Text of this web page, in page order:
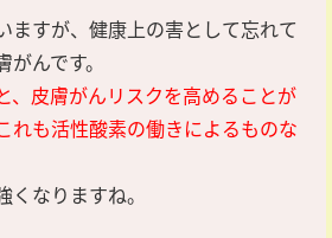
ますが、健康上の害として忘れて
んです。
、皮膚がんリスクを高めることが
れも活性酸素の働きによるものな
なりますね。